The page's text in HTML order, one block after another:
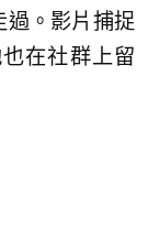
過。影片捕捉
在社群上留